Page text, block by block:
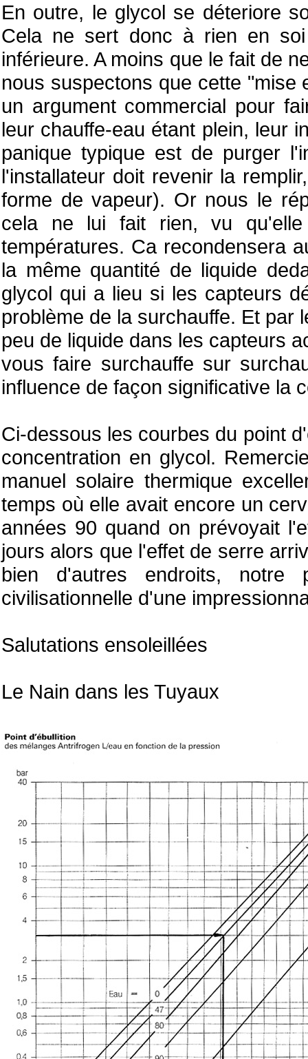
En outre, le glycol se déteriore
Cela ne sert donc à rien en soi
inférieure. A moins que le fait de
nous suspectons que cette "mise
un argument commercial pour
leur chauffe-eau étant plein, leur
panique typique est de purger
l'installateur doit revenir la
forme de vapeur). Or nous le
cela ne lui fait rien, vu
températures. Ca recondensera
la même quantité de liquide
glycol qui a lieu si les capteurs
problème de la surchauffe. Et par
peu de liquide dans les capteurs
vous faire surchauffe sur
influence de façon significative la
Ci-dessous les courbes du point
concentration en glycol.
manuel solaire thermique
temps où elle avait encore un
années 90 quand on prévoyait
jours alors que l'effet de serre
bien d'autres endroits,
civilisationnelle d'une
Salutations ensoleillées
Le Nain dans les Tuyaux